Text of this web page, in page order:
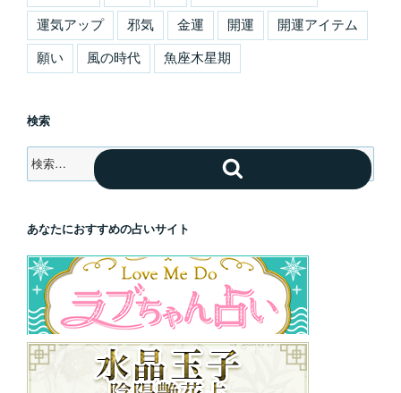
運気アップ 邪気 金運 開運 開運アイテム
願い 風の時代 魚座木星期
検索
検
索:
索
あなたにおすすめの占いサイト